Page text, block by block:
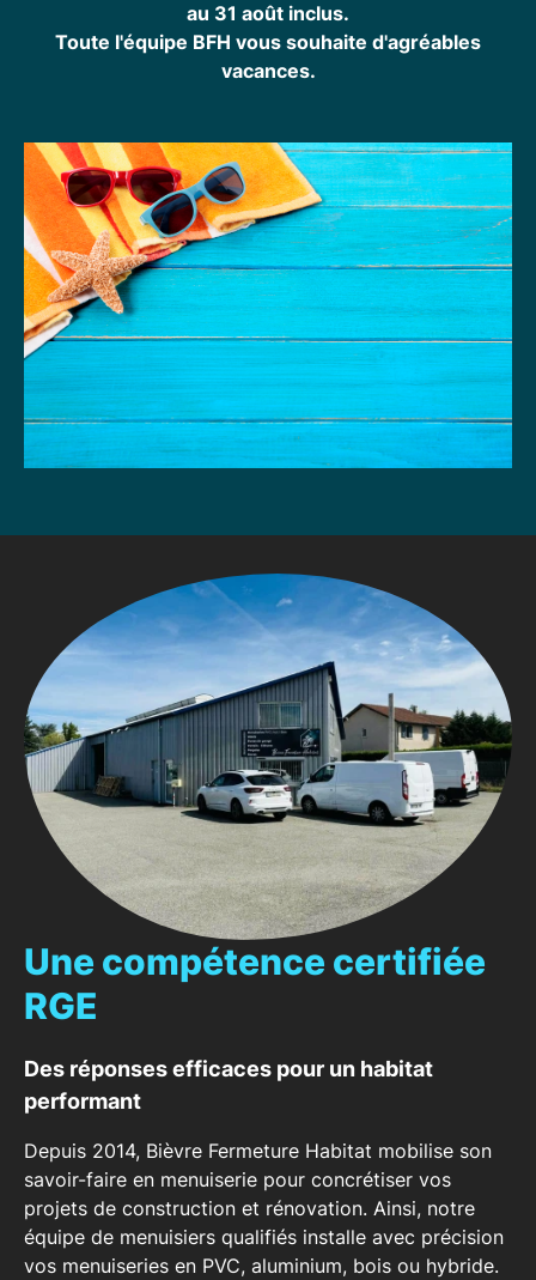
au 31 août inclus.
Toute l'équipe BFH vous souhaite d'agréables
vacances.
Une compétence certifiée
RGE
Des réponses efficaces pour un habitat
performant
Depuis 2014, Bièvre Fermeture Habitat mobilise son
savoir-faire en menuiserie pour concrétiser vos
projets de construction et rénovation. Ainsi, notre
équipe de menuisiers qualifiés installe avec précision
vos menuiseries en PVC, aluminium, bois ou hybride.